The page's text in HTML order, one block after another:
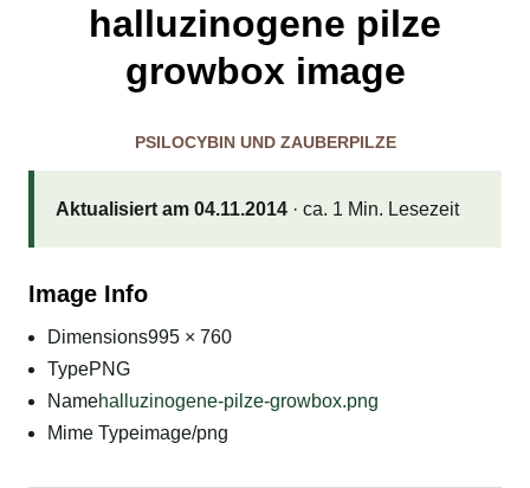
halluzinogene pilze
growbox image
PSILOCYBIN UND ZAUBERPILZE
Aktualisiert am 04.11.2014· ca. 1 Min. Lesezeit
Image Info
Dimensions995 × 760
TypePNG
Namehalluzinogene-pilze-growbox.png
Mime Typeimage/png